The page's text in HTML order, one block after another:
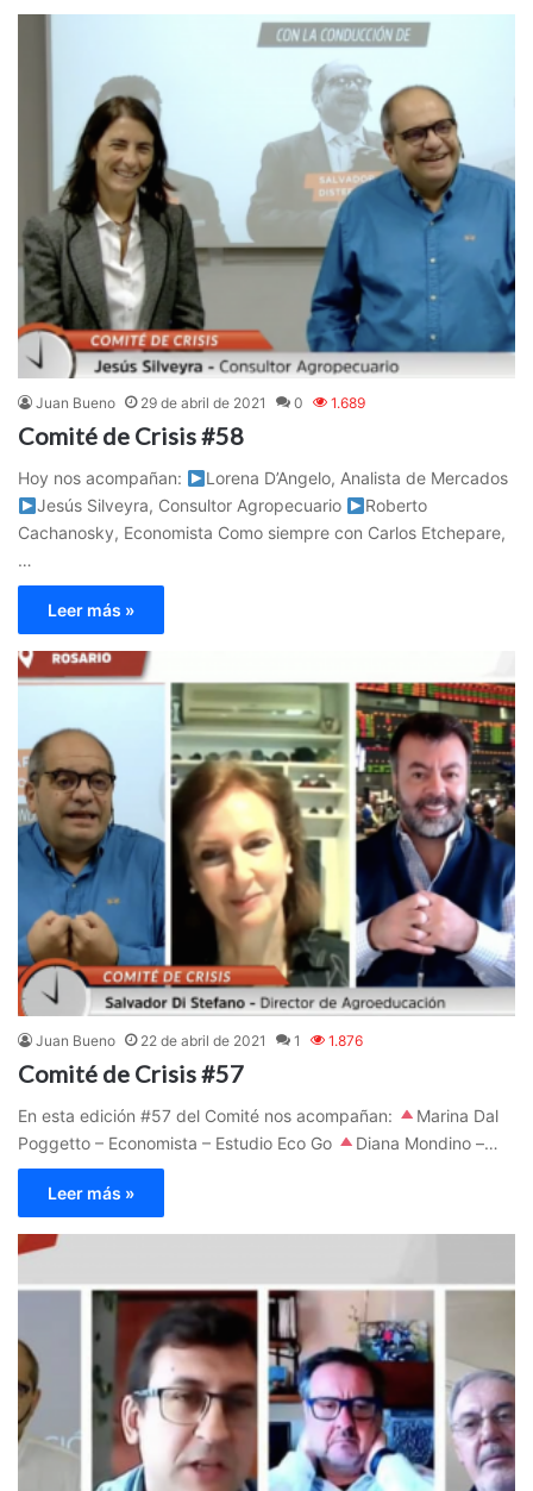
Juan Bueno 29 de abril de 2021 0 1.689
Comité de Crisis #58
Hoy nos acompañan:
Lorena D’Angelo, Analista de Mercados
Jesús Silveyra, Consultor Agropecuario
Roberto
Cachanosky, Economista Como siempre con Carlos Etchepare,
…
Leer más »
Juan Bueno 22 de abril de 2021 1 1.876
Comité de Crisis #57
En esta edición #57 del Comité nos acompañan:
Marina Dal
Poggetto – Economista – Estudio Eco Go
Diana Mondino –…
Leer más »